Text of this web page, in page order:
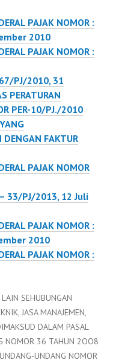
PAJAK NOMOR :
2010
PAJAK NOMOR :
PJ/2010, 31
PERATURAN
PER-10/PJ./2010
DENGAN FAKTUR
PAJAK NOMOR
33/PJ/2013, 12 Juli
PAJAK NOMOR :
2010
PAJAK NOMOR :
SEHUBUNGAN
JASA MANAJEMEN,
DALAM PASAL
NOMOR 36 TAHUN 2OO8
UNDANG NOMOR